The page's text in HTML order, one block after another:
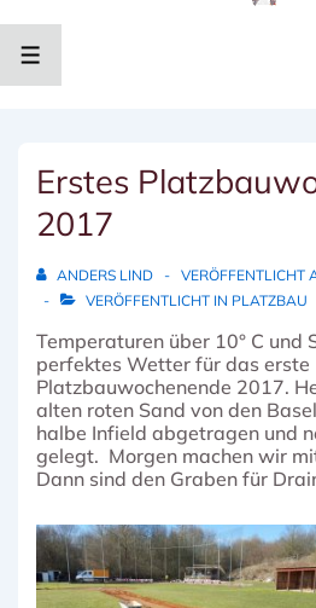
InhaltMENÜ
Erstes
2017
ANDERS LIND VERÖFFENTLICHT
VERÖFFENTLICHT IN PLATZBAU
Temperaturen über 10° C und
perfektes Wetter für das erste
Platzbauwochenende 2017.
alten roten Sand von den
halbe Infield abgetragen und
gelegt. Morgen machen wir
Dann sind den Graben für